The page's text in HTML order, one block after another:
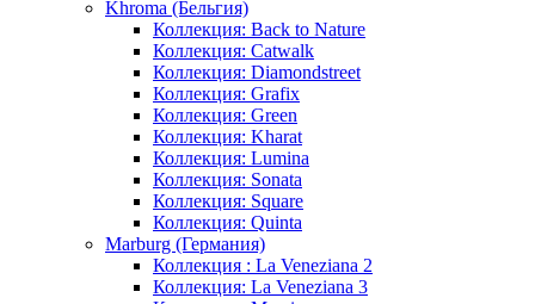
Khroma (Бельгия)
Коллекция: Back to Nature
Коллекция: Catwalk
Коллекция: Diamondstreet
Коллекция: Grafix
Коллекция: Green
Коллекция: Kharat
Коллекция: Lumina
Коллекция: Sonata
Коллекция: Square
Коллекция: Quinta
Marburg (Германия)
Коллекция : La Veneziana 2
Коллекция: La Veneziana 3